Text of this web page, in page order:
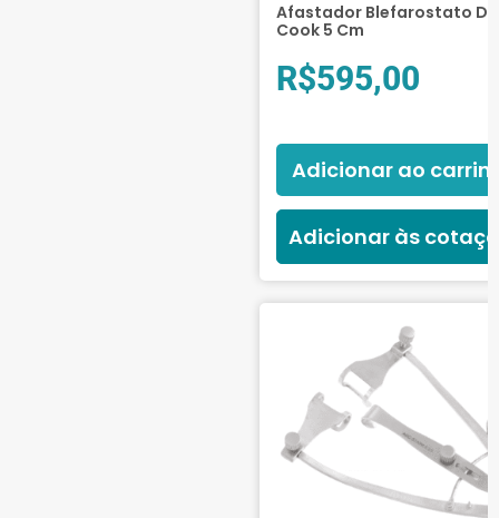
Afastador Blefarostato De
Cook 5 Cm
R$595,00
Adicionar ao
Adicionar às